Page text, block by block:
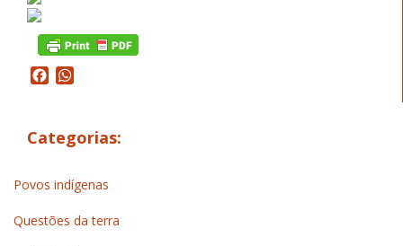
Facebook
Categorias:
Povos indígenas
Questões da terra